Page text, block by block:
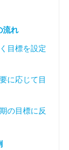
流れ
目標を設定
に応じて目
の目標に反